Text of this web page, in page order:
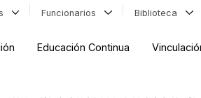
Funcionarios Biblioteca
Educación Continua